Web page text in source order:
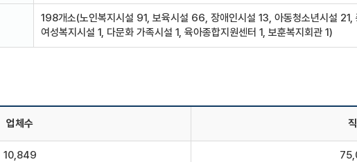
198개소(노인복지시설 91, 보육시설 66, 장애인시설 13, 아동청소년시설 21,
여성복지시설 1, 다문화 가족시설 1, 육아종합지원센터 1, 보훈복지회관 1)
업체수
10,849